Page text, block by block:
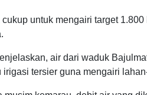
cukup untuk mengairi target
air dari waduk
irigasi tersier guna mengairi